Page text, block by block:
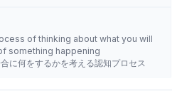
of thinking about what you will
something happening
に何をするかを考える認知プロセス